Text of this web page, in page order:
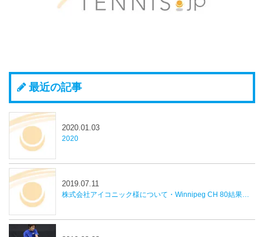
最近の記事
2020
2020.01.03
株式会社アイコニック様について・Winnipeg CH 80結果並びに近況報告
2019.07.11